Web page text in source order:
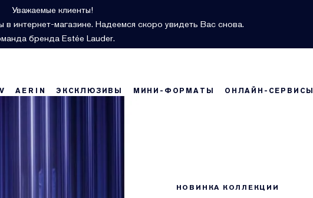
Уважаемые клиенты!
интернет-магазине. Надеемся скоро увидеть Вас снова.
бренда Estée Lauder.
AERIN ЭКСКЛЮЗИВЫ МИНИ-ФОРМАТЫ ОНЛАЙН-СЕРВИСЫ
НОВИНКА КОЛЛЕКЦИИ